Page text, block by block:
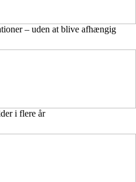
– uden at blive afhængig
i flere år